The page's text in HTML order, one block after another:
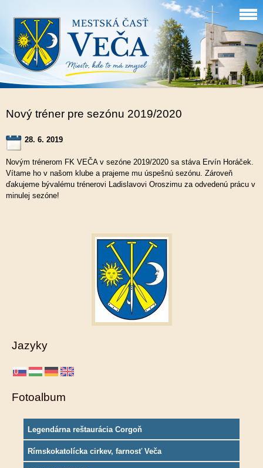
Nový tréner pre sezónu 2019/2020
28. 6. 2019
Novým trénerom FK VEČA v sezóne 2019/2020 sa stáva Ervín Horáček.
Vítame ho v našom klube a prajeme mu úspešnú sezónu. Zároveň
ďakujeme bývalému trénerovi Ladislavovi Oroszimu za odvedenú prácu v
minulej sezóne!
Jazyky
Fotoalbum
Legendárna reštaurácia Corgoň
Rímskokatolícka cirkev, farnosť Veča